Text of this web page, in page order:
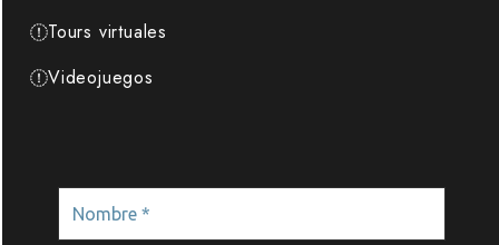
Tours virtuales
Videojuegos